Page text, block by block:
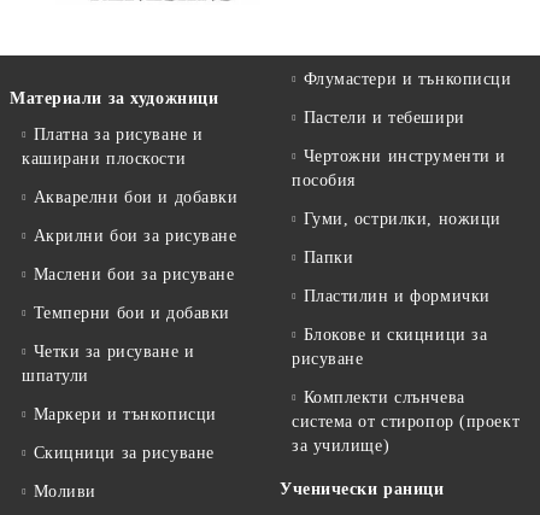
Материали за художници
Платна за рисуване и
каширани плоскости
Акварелни бои и добавки
Акрилни бои за рисуване
Маслени бои за рисуване
Темперни бои и добавки
Четки за рисуване и
шпатули
Маркери и тънкописци
Скицници за рисуване
Моливи
Флумастери и тънкописци
Пастели и тебешири
Чертожни инструменти и
пособия
Гуми, острилки, ножици
Папки
Пластилин и формички
Блокове и скицници за
рисуване
Комплекти слънчева
система от стиропор (проект
за училище)
Ученически раници